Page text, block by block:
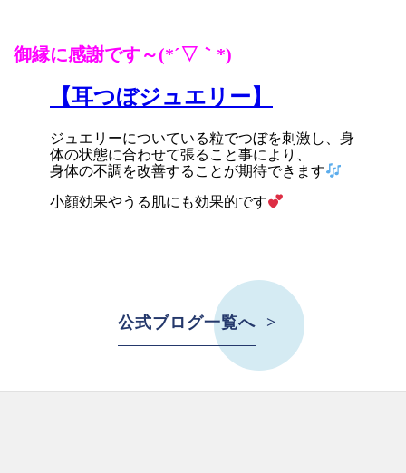
御縁に感謝です～(*´▽｀*)
【耳つぼジュエリー】
ジュエリーについている粒でつぼを刺激し、身
体の状態に合わせて張ること事により、
身体の不調を改善することが期待できます
小顔効果やうる肌にも効果的です
公式ブログ一覧へ